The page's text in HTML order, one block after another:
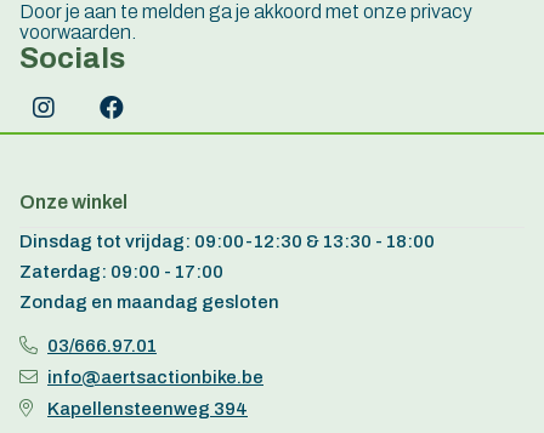
Door je aan te melden ga je akkoord met onze privacy
voorwaarden.
Socials
Onze winkel
Dinsdag tot vrijdag: 09:00-12:30 & 13:30 - 18:00
Zaterdag: 09:00 - 17:00
Zondag en maandag gesloten
03/666.97.01
info@aertsactionbike.be
Kapellensteenweg 394